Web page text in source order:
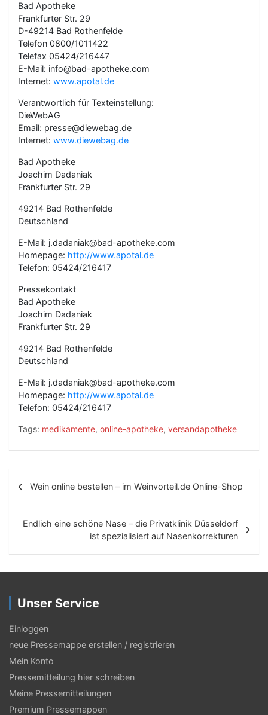
Bad Apotheke
Frankfurter Str. 29
D-49214 Bad Rothenfelde
Telefon 0800/1011422
Telefax 05424/216447
E-Mail: info@bad-apotheke.com
Internet: www.apotal.de
Verantwortlich für Texteinstellung:
DieWebAG
Email: presse@diewebag.de
Internet: www.diewebag.de
Bad Apotheke
Joachim Dadaniak
Frankfurter Str. 29
49214 Bad Rothenfelde
Deutschland
E-Mail: j.dadaniak@bad-apotheke.com
Homepage: http://www.apotal.de
Telefon: 05424/216417
Pressekontakt
Bad Apotheke
Joachim Dadaniak
Frankfurter Str. 29
49214 Bad Rothenfelde
Deutschland
E-Mail: j.dadaniak@bad-apotheke.com
Homepage: http://www.apotal.de
Telefon: 05424/216417
Tags: medikamente, online-apotheke, versandapotheke
r
g
s
-
N
a
v
Wein online bestellen – im Weinvorteil.de Online-Shop
Endlich eine schöne Nase – die Privatklinik Düsseldorf
ist spezialisiert auf Nasenkorrekturen
Unser Service
Einloggen
neue Pressemappe erstellen / registrieren
Mein Konto
Pressemitteilung hier schreiben
Meine Pressemitteilungen
Premium Pressemappen